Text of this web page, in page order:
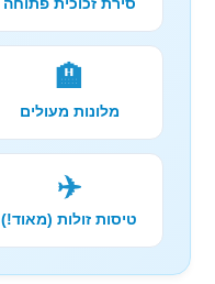
סירת זכוכית פתוחה
🏨
מלונות מעולים
✈️
טיסות זולות (מאוד!)